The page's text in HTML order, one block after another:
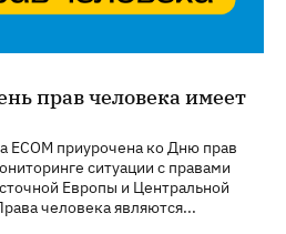
прав человека имеет
ECOM приурочена ко Дню прав
ситуации с правами
Европы и Центральной
человека являются...